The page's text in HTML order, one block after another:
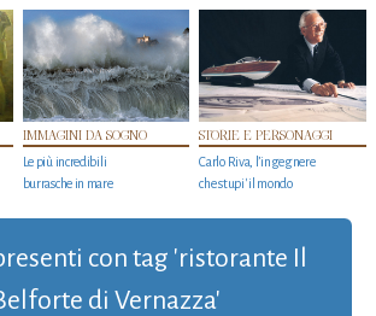
IMMAGINI DA SOGNO
Le più incredibili
burrasche in mare
STORIE E PERSONAGGI
Carlo Riva, l’ingegnere
che stupi' il mondo
con tag 'ristorante Il
di Vernazza'